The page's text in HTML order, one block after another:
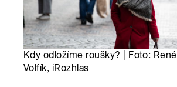
Kdy odložíme roušky? | Foto: René
Volfík, iRozhlas